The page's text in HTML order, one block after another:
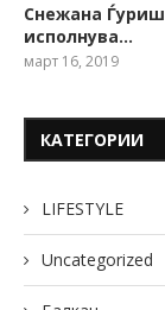
Снежана
исполнува…
март 16, 2019
КАТЕГОРИИ
LIFESTYLE
Uncategorized